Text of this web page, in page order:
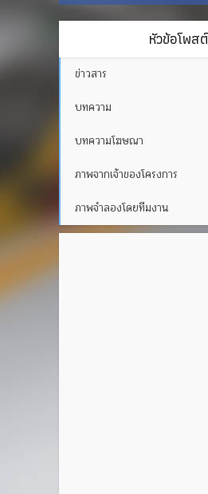
หัวข้อโพสต์
ข่าวสาร
บทความ
บทความโฆษณา
ภาพจากเจ้าของโครงการ
ภาพจำลองโดยทีมงาน